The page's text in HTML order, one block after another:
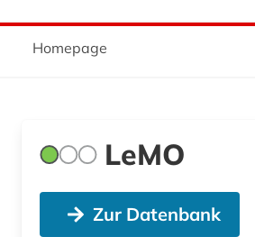
Homepage
LeMO
Zur Datenbank